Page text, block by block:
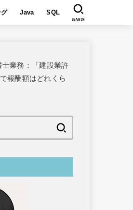
Java SQL
SEARCH
士業務：「建設業許
報酬額はどれくら